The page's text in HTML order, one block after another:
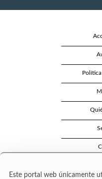
Este portal web únicamente